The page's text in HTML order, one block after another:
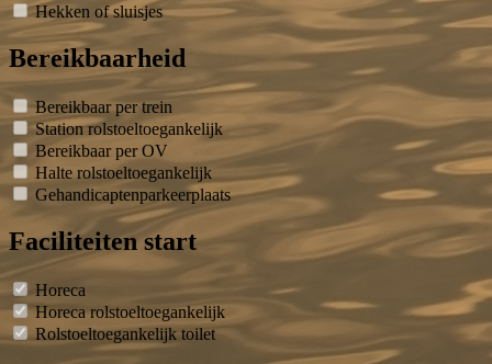
Hekken of sluisjes
Bereikbaarheid
Bereikbaar per trein
Station rolstoeltoegankelijk
Bereikbaar per OV
Halte rolstoeltoegankelijk
Gehandicaptenparkeerplaats
Faciliteiten start
Horeca
Horeca rolstoeltoegankelijk
Rolstoeltoegankelijk toilet